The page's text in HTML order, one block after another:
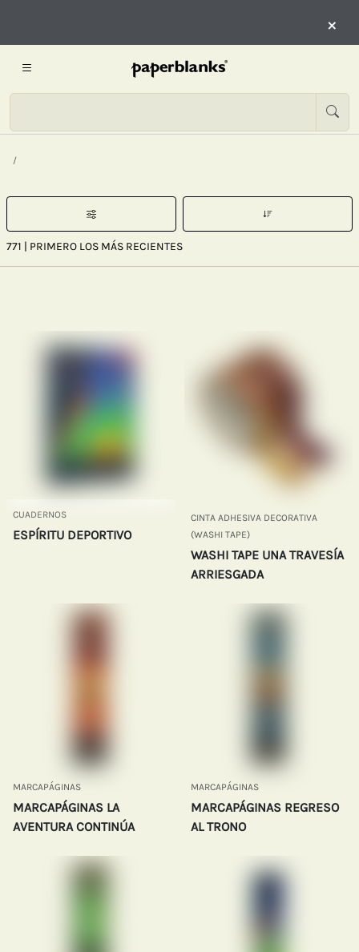
×
771 | PRIMERO LOS MÁS RECIENTES
CUADERNOS
ESPÍRITU DEPORTIVO
CINTA ADHESIVA DECORATIVA
(WASHI TAPE)
WASHI TAPE UNA TRAVESÍA
ARRIESGADA
MARCAPÁGINAS
MARCAPÁGINAS LA
AVENTURA CONTINÚA
MARCAPÁGINAS
MARCAPÁGINAS REGRESO
AL TRONO